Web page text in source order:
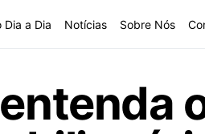
Dia a Dia Notícias Sobre Nós